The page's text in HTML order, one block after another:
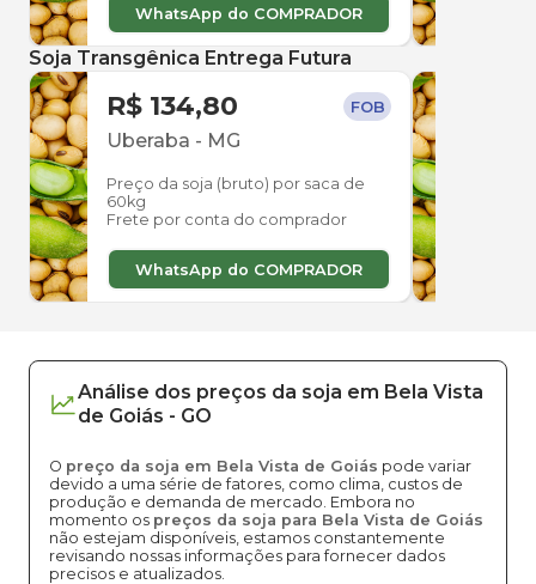
WhatsApp do COMPRADOR
Soja Transgênica Entrega Futura
R$ 134,80 FOB
Uberaba - MG
Preço da soja (bruto) por saca de
60kg
Frete por conta do comprador
WhatsApp do COMPRADOR
Análise dos preços da soja em Bela Vista
de Goiás - GO
O preço da soja em Bela Vista de Goiás pode variar
devido a uma série de fatores, como clima, custos de
produção e demanda de mercado. Embora no
momento os preços da soja para Bela Vista de Goiás
não estejam disponíveis, estamos constantemente
revisando nossas informações para fornecer dados
precisos e atualizados.